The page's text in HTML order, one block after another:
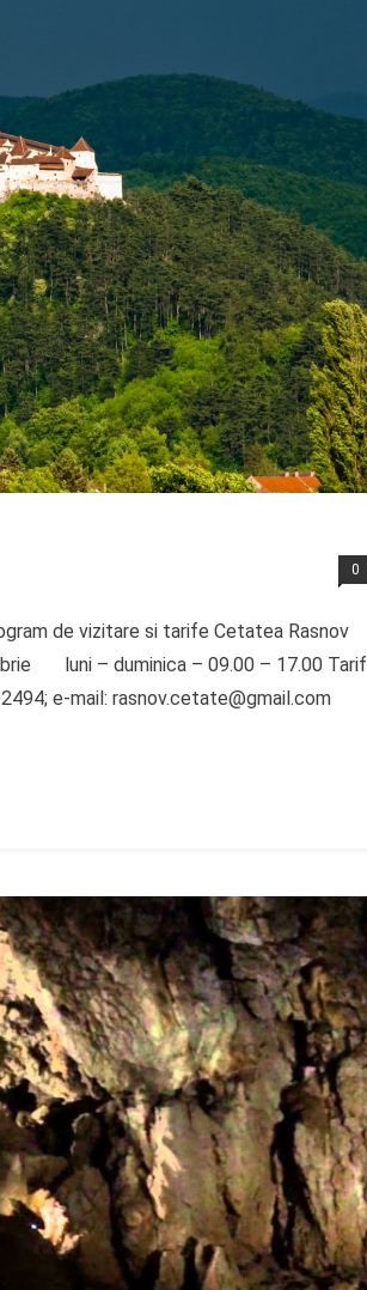
0
de vizitare si tarife Cetatea Rasnov
luni – duminica – 09.00 – 17.00 Tarif
e-mail: rasnov.cetate@gmail.com